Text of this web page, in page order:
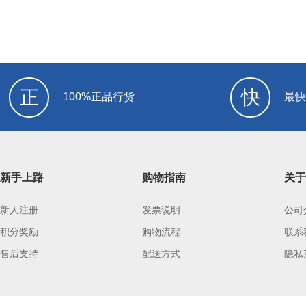
正 100%正品行货 快 最
新手上路
新人注册
积分奖励
售后支持
购物指南
发票说明
购物流程
配送方式
关
公司
联系
隐私